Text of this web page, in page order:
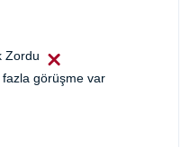
Zordu
görüşme var